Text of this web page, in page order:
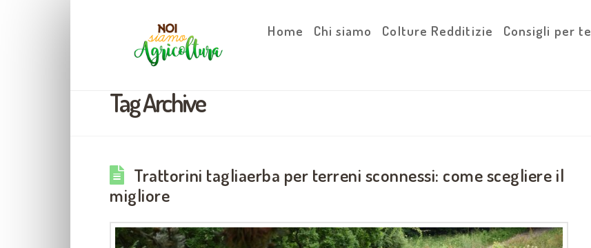
Home Chi siamo Colture Redditizie Consigli per te
Tag Archive
Trattorini tagliaerba per terreni sconnessi: come scegliere il
migliore